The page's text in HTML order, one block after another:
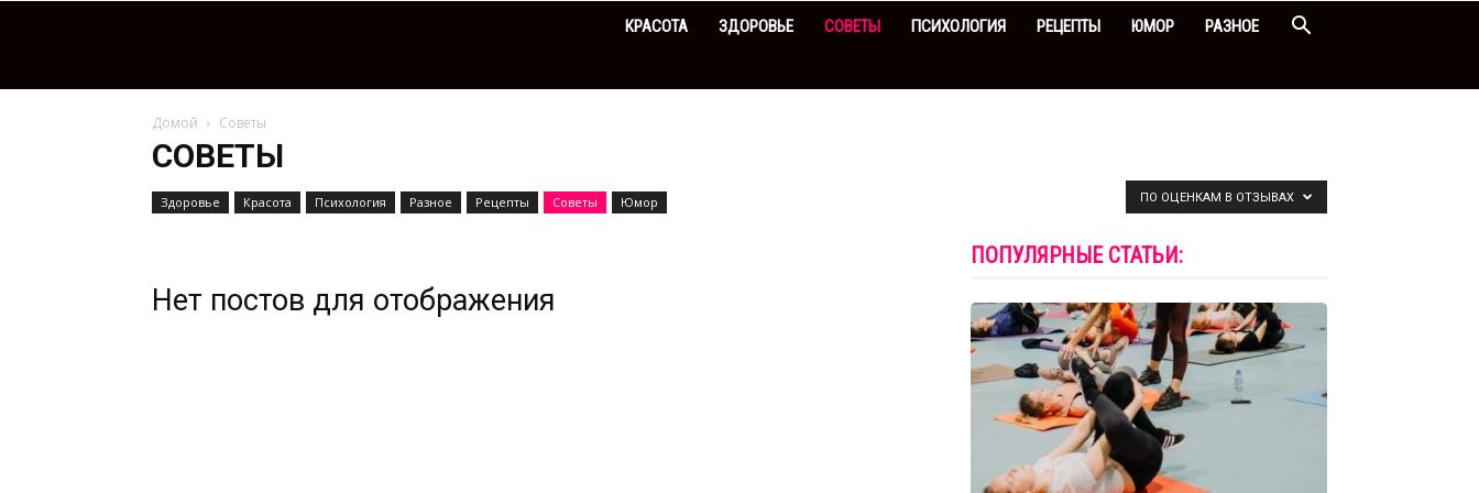
КРАСОТА ЗДОРОВЬЕ СОВЕТЫ ПСИХОЛОГИЯ РЕЦЕПТЫ ЮМОР РАЗНОЕ
Домой Советы
СОВЕТЫ
Здоровье Красота Психология Разное Рецепты Советы Юмор ПО ОЦЕНКАМ В ОТЗЫВАХ
Нет постов для отображения
ПОПУЛЯРНЫЕ СТАТЬИ: